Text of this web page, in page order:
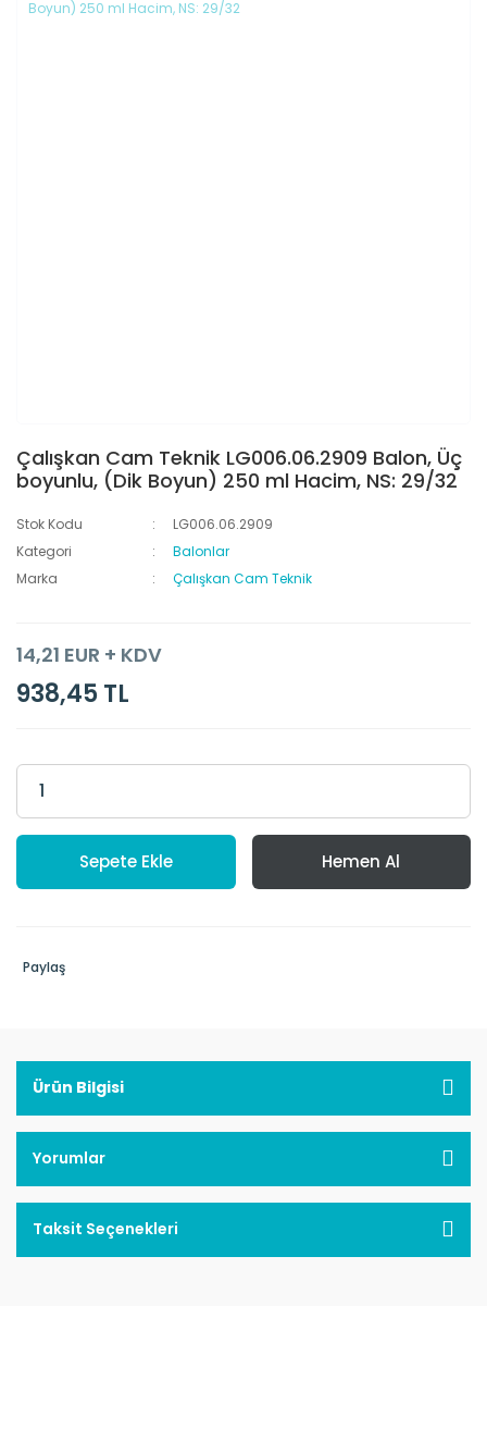
Çalışkan Cam Teknik LG006.06.2909 Balon, Üç
boyunlu, (Dik Boyun) 250 ml Hacim, NS: 29/32
Stok Kodu
LG006.06.2909
Kategori
Balonlar
Marka
Çalışkan Cam Teknik
14,21 EUR + KDV
938,45 TL
Sepete Ekle Hemen Al
Paylaş
Ürün Bilgisi
Yorumlar
Taksit Seçenekleri